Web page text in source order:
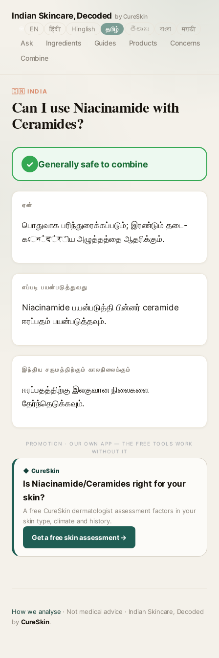
Indian Skincare, Decoded by CureSkin
Ask Ingredients Guides Products
Concerns
Combine
EN हिंदी Hinglish தமிழ் తెలుగు বাংলা मराठी
🇮🇳 INDIA
Can I use Niacinamide with
Ceramides?
✓ Generally safe to combine
ஏன்
பொதுவாக பரிந்துரைக்கப்படும்; இரண்டும் தடை-
கেন்द்रிய அழுத்தத்தை ஆதரிக்கும்.
எப்படி பயன்படுத்துவது
Niacinamide பயன்படுத்தி பின்னர் ceramide
ஈரப்பதம் பயன்படுத்தவும்.
இந்திய சருமத்திற்கும் காலநிலைக்கும்
ஈரப்பதத்திற்கு இலகுவான நிலைகளை
தேர்ந்தெடுக்கவும்.
PROMOTION · OUR OWN APP — THE FREE TOOLS WORK
WITHOUT IT
◆ CureSkin
Is Niacinamide/Ceramides right for your
skin?
A free CureSkin dermatologist assessment factors in your
skin type, climate and history.
Get a free skin assessment →
How we analyse · Not medical advice · Indian Skincare, Decoded
by CureSkin.